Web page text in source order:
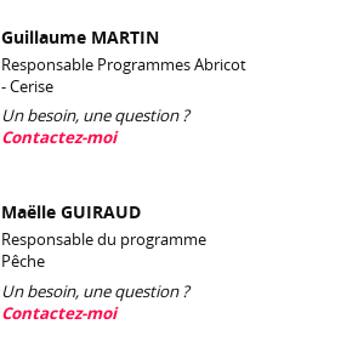
Guillaume MARTIN
Responsable Programmes Abricot
- Cerise
Un besoin, une question ?
Contactez-moi
Maëlle GUIRAUD
Responsable du programme
Pêche
Un besoin, une question ?
Contactez-moi